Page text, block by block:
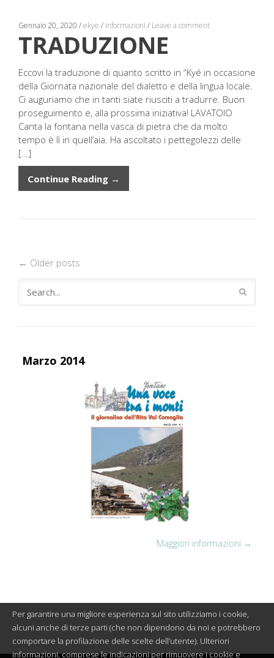
Gennaio 20, 2020 /ekye / Informazioni / Leave a comment
TRADUZIONE
Eccovi la traduzione di quanto scritto in “Kyé in occasione
della Giornata nazionale del dialetto e della lingua locale.
Ci auguriamo che in tanti siate riusciti a tradurre. Buon
proseguimento e, alla prossima iniziativa! LAVATOIO
Canta la fontana nella vasca di pietra che da molto
tempo è lì in quell’aia. Ha ascoltato i pettegolezzi delle
[…]
Continue Reading →
← Older posts
Marzo 2014
Maggiori informazioni →
Per garantire una migliore esperienza sul sito utilizziamo i cookie,
alcuni anche di terze parti (che non dipendono da noi e potrebbero
comportare la profilazione delle scelte dell’utente). Ulteriori
informazioni, comprese le indicazioni per rimuovere i cookie e